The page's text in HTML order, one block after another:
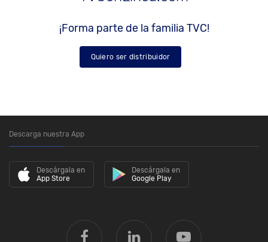
¡Forma parte de la familia TVC!
Quiero ser distribuidor
Descarga nuestra App
Descárgala en
App Store
Descárgala en
Google Play